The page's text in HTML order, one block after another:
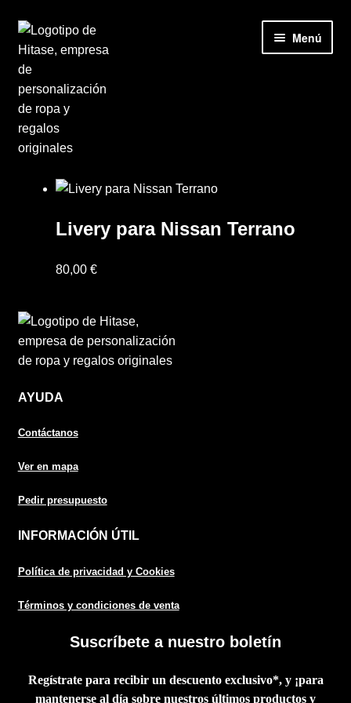
Ir
a
la
navegación
Ir
al
contenido
Menú
Accesorios
Camisetas
Contacto
Finalizar compra
Mi cuenta
Ropa
Livery para Nissan Terrano
80,00 €
AYUDA
Contáctanos
Ver en mapa
Pedir presupuesto
INFORMACIÓN ÚTIL
Política de privacidad y Cookies
Términos y condiciones de venta
Suscríbete a nuestro boletín
Regístrate para recibir un descuento exclusivo*, y ¡para
mantenerse al día sobre nuestros últimos productos y